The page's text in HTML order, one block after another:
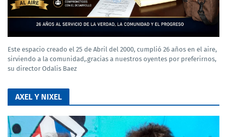
Este espacio creado el 25 de Abril del 2000, cumplió 26 años en el aire,
sirviendo a la comunidad,.gracias a nuestros oyentes por preferirnos,
su director Odalis Baez
AXEL Y NIXEL